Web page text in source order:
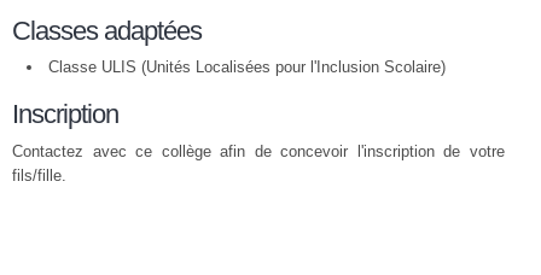
Classes adaptées
Classe ULIS (Unités Localisées pour l'Inclusion Scolaire)
Inscription
Contactez avec ce collège afin de concevoir l'inscription de votre
fils/fille.